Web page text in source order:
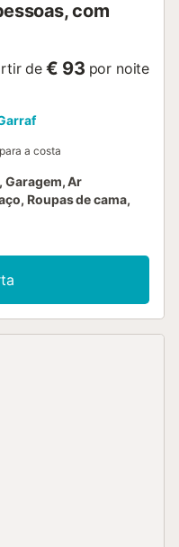
com
de € 93 por noite
a costa
Ar
Roupas de cama,